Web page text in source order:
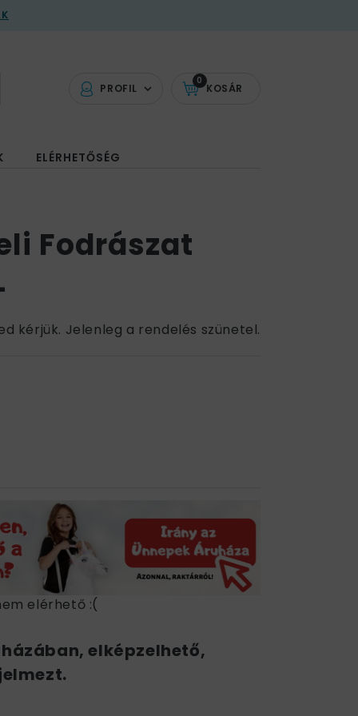
PROFIL KOSÁR
0
ELÉRHETŐSÉG
Fodrászat
kérjük. Jelenleg a rendelés szünetel.
elérhető :(
elképzelhető,